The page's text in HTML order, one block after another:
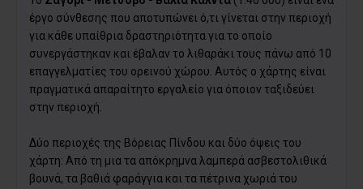
έργο σύνθεσης που αποτυπώνει ό,τι γίνεται στην περιοχή
για κάθε υπαίθρια δραστηριότητα για το οποίο
συνεργάστηκαν και έβαλαν το λιθαράκι τους πάνω από 10
επαγγελματίες του ορεινού χώρου. Αυτός ο χάρτης είναι
πραγματικά απαραίτητο εργαλείο για όποιον ταξιδεύει
στην περιοχή.
Δύο περιοχές της Βόρειας Πίνδου και δύο όψεις του
χάρτη: Από τη μια τα απόκρημνα λαμπερά ασβεστολιθικά
βουνά, τα βαθιά φαράγγια και τα πέτρινα χωριά του